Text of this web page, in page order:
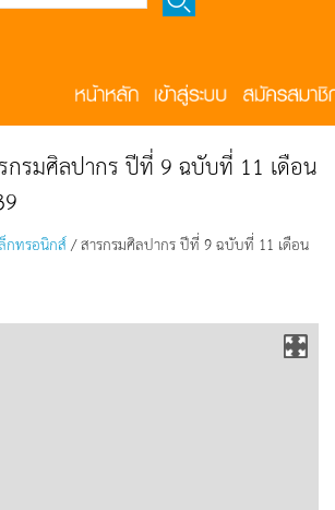
กรมศิลปากร ปีที่ 9 ฉบับที่ 11 เดือน
กทรอนิกส์/ สารกรมศิลปากร ปีที่ 9 ฉบับที่ 11 เดือน